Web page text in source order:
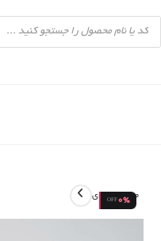
محتوا
Products
search
0%
OFF
محصول بعدی